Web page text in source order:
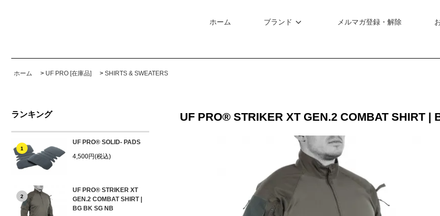
ホーム ブランド メルマガ登録・解除
ホーム > UF PRO [在庫品] > SHIRTS & SWEATERS
ランキング
1
UF PRO® SOLID- PADS
4,500円(税込)
2
UF PRO® STRIKER XT
GEN.2 COMBAT SHIRT |
BG BK SG NB
UF PRO® STRIKER XT GEN.2 COMBAT SHIRT |